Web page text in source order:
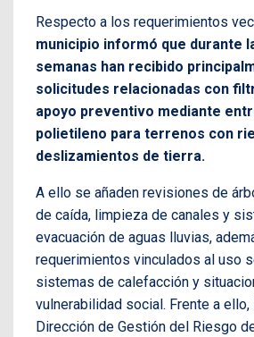
Respecto a los requerimientos
municipio informó que durante
semanas han recibido
solicitudes relacionadas con
apoyo preventivo mediante
polietileno para terrenos con
deslizamientos de tierra.
A ello se añaden revisiones de
de caída, limpieza de canales y
evacuación de aguas lluvias,
requerimientos vinculados al uso
sistemas de calefacción y
vulnerabilidad social. Frente a ello,
Dirección de Gestión del Riesgo